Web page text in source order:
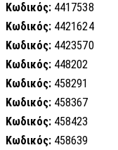
Κωδικός: 4417538
Κωδικός: 4421624
Κωδικός: 4423570
Κωδικός: 448202
Κωδικός: 458291
Κωδικός: 458367
Κωδικός: 458423
Κωδικός: 458639